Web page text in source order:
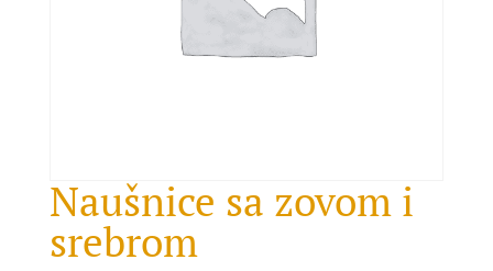
Naušnice sa zovom i
srebrom